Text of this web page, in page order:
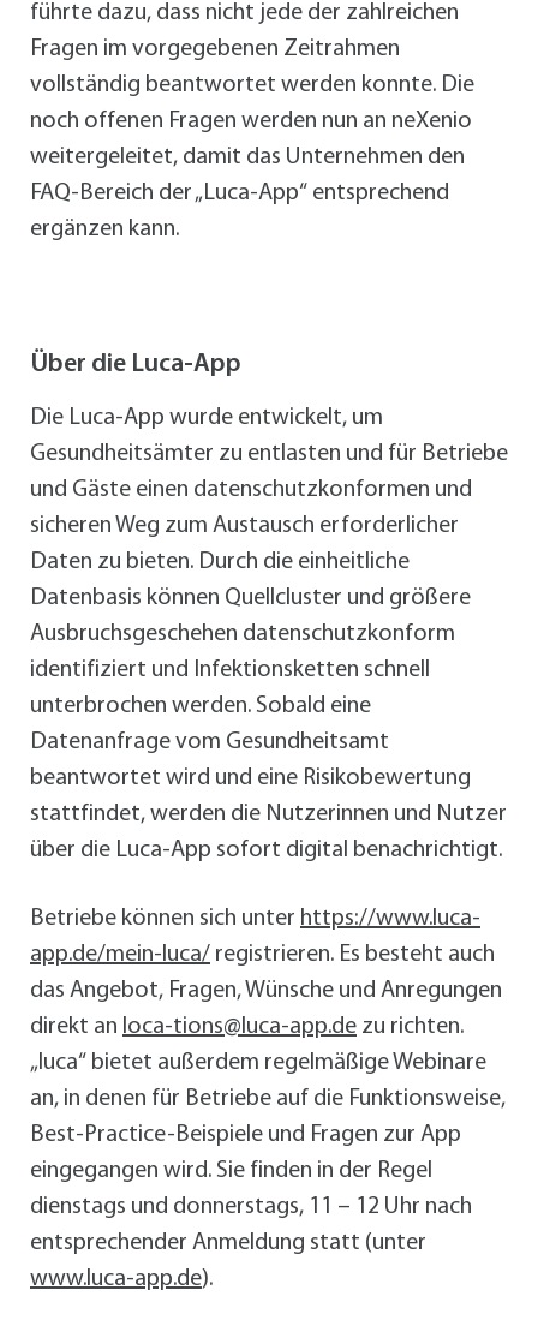
führte dazu, dass nicht jede der zahlreichen
Fragen im vorgegebenen Zeitrahmen
vollständig beantwortet werden konnte. Die
noch offenen Fragen werden nun an neXenio
weitergeleitet, damit das Unternehmen den
FAQ-Bereich der „Luca-App“ entsprechend
ergänzen kann.
Über die Luca-App
Die Luca-App wurde entwickelt, um
Gesundheitsämter zu entlasten und für Betriebe
und Gäste einen datenschutzkonformen und
sicheren Weg zum Austausch erforderlicher
Daten zu bieten. Durch die einheitliche
Datenbasis können Quellcluster und größere
Ausbruchsgeschehen datenschutzkonform
identifiziert und Infektionsketten schnell
unterbrochen werden. Sobald eine
Datenanfrage vom Gesundheitsamt
beantwortet wird und eine Risikobewertung
stattfindet, werden die Nutzerinnen und Nutzer
über die Luca-App sofort digital benachrichtigt.
Betriebe können sich unter https://www.luca-
app.de/mein-luca/ registrieren. Es besteht auch
das Angebot, Fragen, Wünsche und Anregungen
direkt an loca-tions@luca-app.de zu richten.
„luca“ bietet außerdem regelmäßige Webinare
an, in denen für Betriebe auf die Funktionsweise,
Best-Practice-Beispiele und Fragen zur App
eingegangen wird. Sie finden in der Regel
dienstags und donnerstags, 11 – 12 Uhr nach
entsprechender Anmeldung statt (unter
www.luca-app.de).